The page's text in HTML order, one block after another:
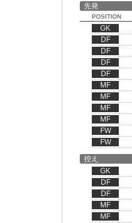
先発
POSITION
GK
DF
DF
DF
DF
MF
MF
MF
MF
FW
FW
控え
GK
DF
DF
MF
MF